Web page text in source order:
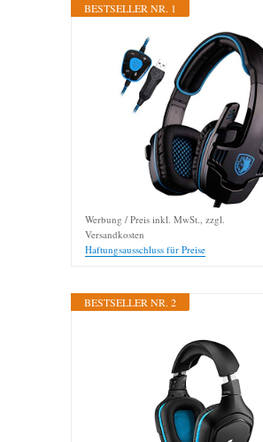
BESTSELLER NR. 1
Werbung / Preis inkl. MwSt., zzgl.
Versandkosten
Haftungsausschluss für Preise
BESTSELLER NR. 2